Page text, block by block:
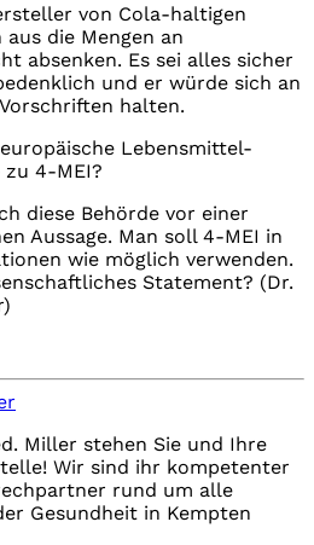
von Cola-haltigen
die Mengen an
absenken. Es sei alles sicher
und er würde sich an
halten.
Lebensmittel-
zu 4-MEI?
diese Behörde vor einer
Aussage. Man soll 4-MEI in
wie möglich verwenden.
Statement? (Dr.
Miller stehen Sie und Ihre
Wir sind ihr kompetenter
rund um alle
Gesundheit in Kempten